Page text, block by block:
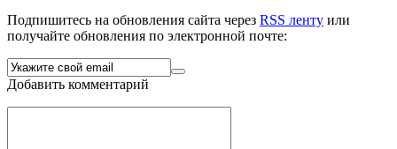
Подпишитесь на обновления сайта через RSS ленту или
получайте обновления по электронной почте:
Добавить комментарий